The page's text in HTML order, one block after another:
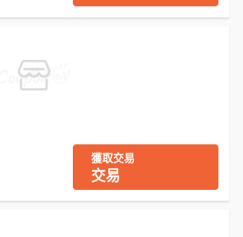
獲取交易
交易